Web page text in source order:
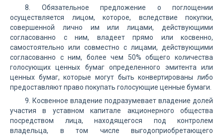
8. Обязательное предложение о поглощении
осуществляется лицом, которое, вследствие покупки,
совершенной лично им или лицами, действующими
согласованно с ним, владеет прямо или косвенно,
самостоятельно или совместно с лицами, действующими
согласованно с ним, более чем 50% общего количества
голосующих ценных бумаг определенного эмитента или
ценных бумаг, которые могут быть конвертированы либо
предоставляют право покупать голосующие ценные бумаги.
9. Косвенное владение подразумевает владение долей
участия в уставном капитале акционерного общества
посредством лица, находящегося под контролем
владельца, в том числе выгодоприобретающего